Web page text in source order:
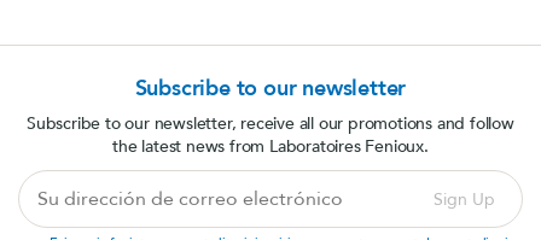
Subscribe to our newsletter
Subscribe to our newsletter, receive all our promotions and follow
the latest news from Laboratoires Fenioux.
dirección
Sign Up